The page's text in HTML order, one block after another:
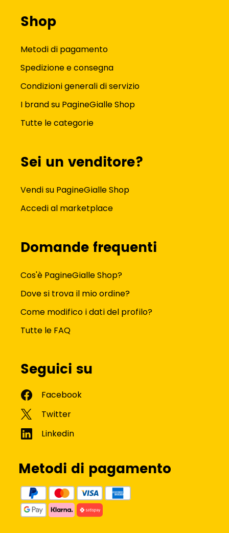
Shop
Metodi di pagamento
Spedizione e consegna
Condizioni generali di servizio
I brand su PagineGialle Shop
Tutte le categorie
Sei un venditore?
Vendi su PagineGialle Shop
Accedi al marketplace
Domande frequenti
Cos'è PagineGialle Shop?
Dove si trova il mio ordine?
Come modifico i dati del profilo?
Tutte le FAQ
Seguici su
Metodi di pagamento